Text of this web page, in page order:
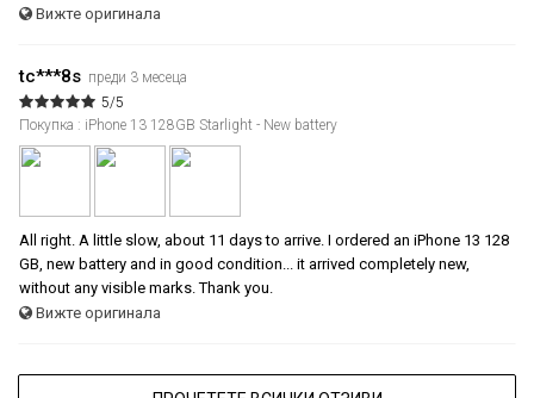
Вижте оригинала
tc***8s преди 3 месеца
5/5
Покупка : iPhone 13 128GB Starlight - New battery
All right. A little slow, about 11 days to arrive. I ordered an iPhone 13 128
GB, new battery and in good condition... it arrived completely new,
without any visible marks. Thank you.
Вижте оригинала